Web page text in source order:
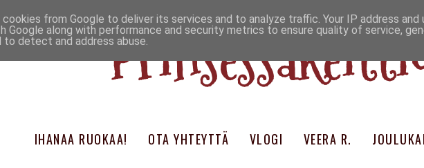
IHANAA RUOKAA! OTA YHTEYTTÄ VLOGI VEERA R.
from Google to deliver its services and to analyze traffic. Your IP address and
Google along with performance and security metrics to ensure quality of service,
detect and address abuse.